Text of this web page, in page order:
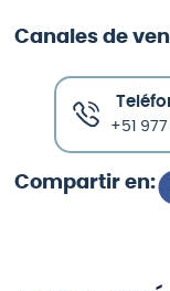
Canales de
+51 977